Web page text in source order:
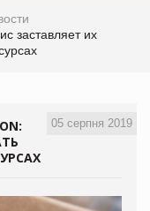
заставляет их
05 серпня 2019